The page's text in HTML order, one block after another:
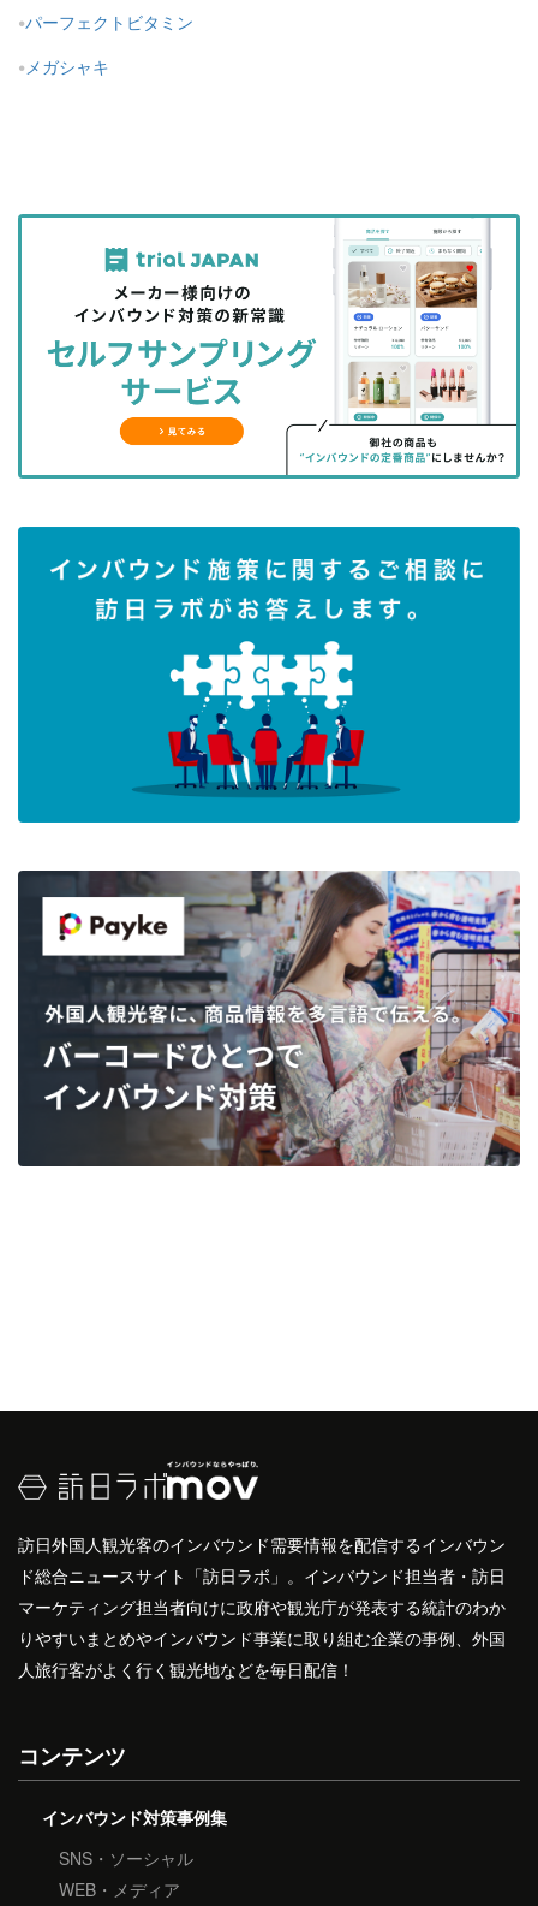
パーフェクトビタミン
メガシャキ
訪日外国人観光客のインバウンド需要情報を配信するインバウン
ド総合ニュースサイト「訪日ラボ」。インバウンド担当者・訪日
マーケティング担当者向けに政府や観光庁が発表する統計のわか
りやすいまとめやインバウンド事業に取り組む企業の事例、外国
人旅行客がよく行く観光地などを毎日配信！
コンテンツ
インバウンド対策事例集
SNS・ソーシャル
WEB・メディア